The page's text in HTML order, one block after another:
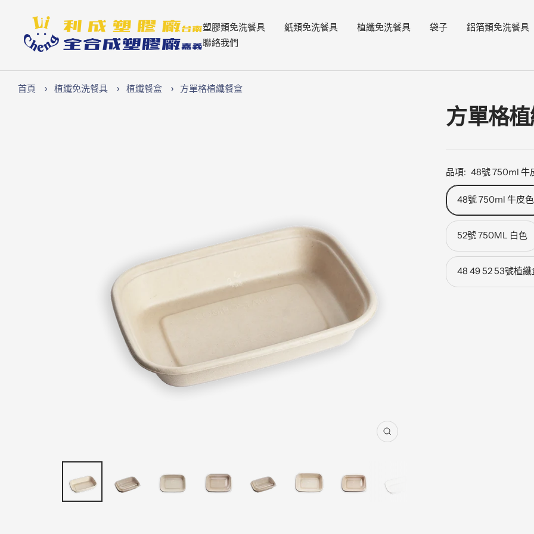
塑膠類免洗餐具 紙類免洗餐具 植纖免洗餐具 袋子 鋁箔類免洗餐具
聯絡我們
Lichen74
首頁 植纖免洗餐具 植纖餐盒 方單格植纖餐盒
縮
方單格
品項: 48號 750ml 牛
48號 750ml 牛皮色
52號 750ML 白色
48 49 52 53號植纖